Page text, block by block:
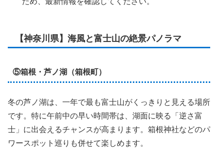
【神奈川県】海風と富士山の絶景パノラマ
⑤箱根・芦ノ湖（箱根町）
冬の芦ノ湖は、一年で最も富士山がくっきりと見える場所
です。特に午前中の早い時間帯は、湖面に映る「逆さ富
士」に出会えるチャンスが高まります。箱根神社などのパ
ワースポット巡りも併せて楽しめます。